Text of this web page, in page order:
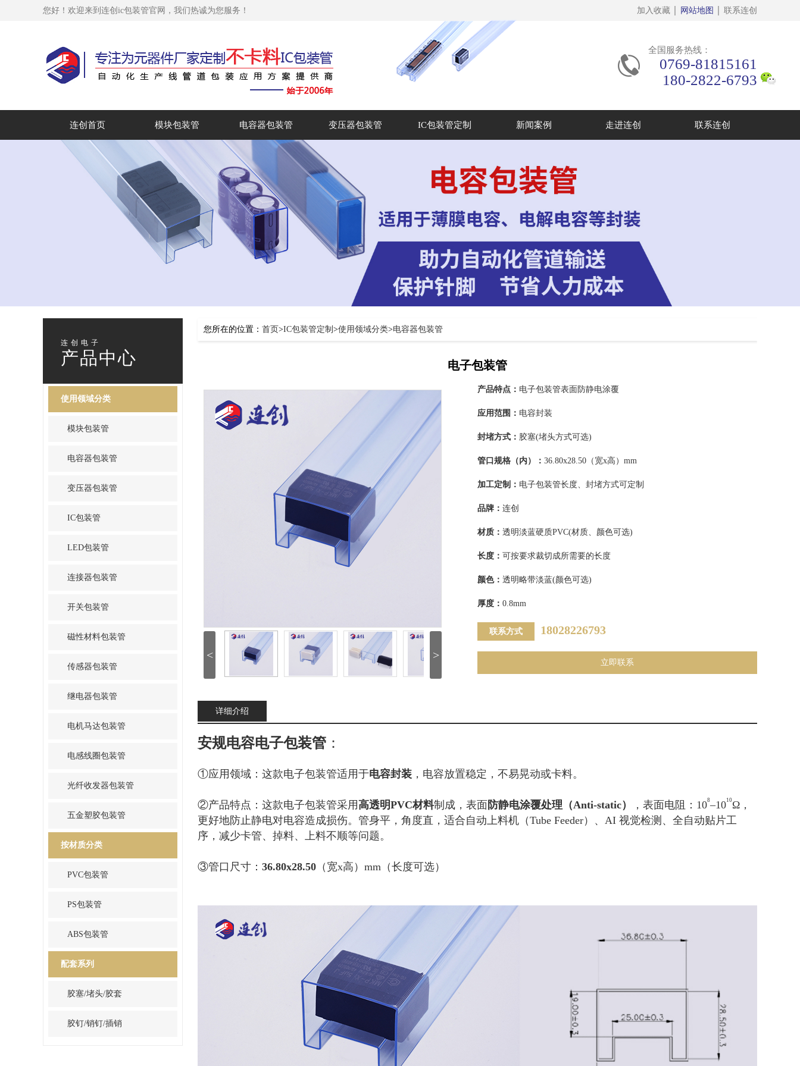
您好！欢迎来到连创ic包装管官网，我们热诚为您服务！ 联系连创
网站地图
加入收藏
全国服务热线：
0769-81815161
180-2822-6793
连创首页 模块包装管 电容器包装管 变压器包装管 IC包装管定制 新闻案例 走进连创 联系连创
连创电子
产品中心
使用领域分类
模块包装管
电容器包装管
变压器包装管
IC包装管
LED包装管
连接器包装管
开关包装管
磁性材料包装管
传感器包装管
继电器包装管
电机马达包装管
电感线圈包装管
光纤收发器包装管
五金塑胶包装管
按材质分类
PVC包装管
PS包装管
ABS包装管
配套系列
胶塞/堵头/胶套
胶钉/销钉/插销
您所在的位置： 首页>IC包装管定制 >使用领域分类>电容器包装管
电子包装管
< >
产品特点： 电子包装管表面防静电涂覆
应用范围： 电容封装
封堵方式： 胶塞(堵头方式可选)
管口规格（内）： 36.80x28.50（宽x高）mm
加工定制： 电子包装管长度、封堵方式可定制
品牌： 连创
材质： 透明淡蓝硬质PVC(材质、颜色可选)
长度： 可按要求裁切成所需要的长度
颜色： 透明略带淡蓝(颜色可选)
厚度： 0.8mm
联系方式 18028226793
立即联系
详细介绍
安规电容电子包装管 ：
①应用领域：这款电子包装管适用于电容封装 ，电容放置稳定，不易晃动或卡料。
②产品特点：这款电子包装管采用高透明PVC材料制成，表面 防静电涂覆处理（Anti-static） ，表面电阻： 108–1010Ω，
更好地防止静电对电容造成损伤。管身平，角度直，适合自动上料机（Tube Feeder）、AI 视觉检测、全自动贴片工
序，减少卡管、掉料、上料不顺等问题。
③管口尺寸： 36.80x28.50 （宽x高）mm（长度可选）